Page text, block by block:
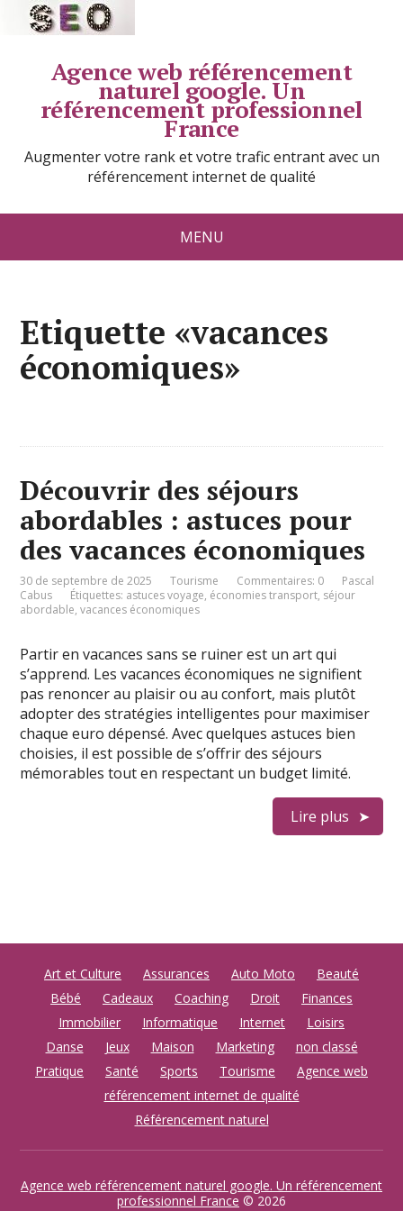
Agence web référencement
naturel google. Un
référencement professionnel
France
Augmenter votre rank et votre trafic entrant avec un
référencement internet de qualité
MENU
Etiquette «vacances
économiques»
Découvrir des séjours
abordables : astuces pour
des vacances économiques
30 de septembre de 2025 Tourisme Commentaires: 0
Pascal
Cabus
Étiquettes: astuces voyage, économies transport, séjour
abordable,vacances économiques
Partir en vacances sans se ruiner est un art qui
s’apprend. Les vacances économiques ne signifient
pas renoncer au plaisir ou au confort, mais plutôt
adopter des stratégies intelligentes pour maximiser
chaque euro dépensé. Avec quelques astuces bien
choisies, il est possible de s’offrir des séjours
mémorables tout en respectant un budget limité.
Lire plus
Art et Culture Assurances Auto Moto
Beauté
Bébé
Cadeaux Coaching Droit
Finances
Immobilier
Informatique Internet
Loisirs
Danse
Jeux Maison Marketing
non classé
Pratique
Santé Sports Tourisme
Agence web
référencement internet de qualité
Référencement naturel
Agence web référencement naturel google. Un référencement
professionnel France © 2026